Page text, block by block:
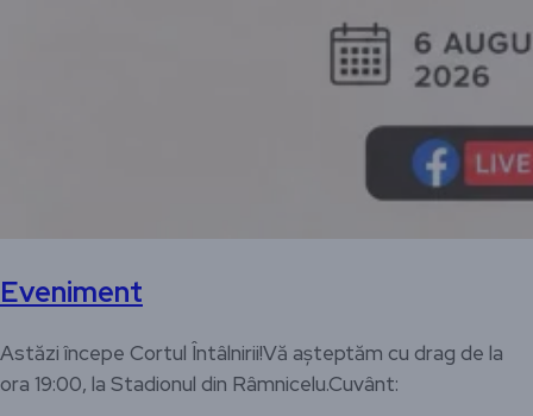
Eveniment
Astăzi începe Cortul Întâlnirii!Vă așteptăm cu drag de la
ora 19:00, la Stadionul din Râmnicelu.Cuvânt: